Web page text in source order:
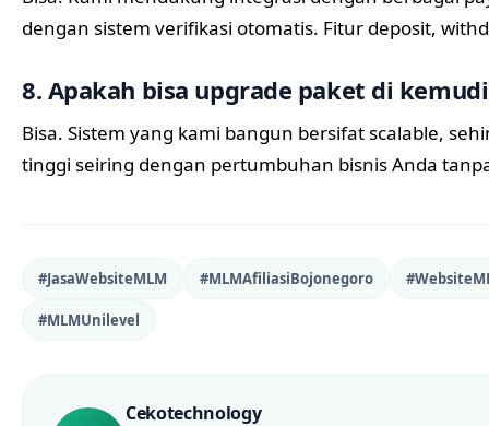
dengan sistem verifikasi otomatis. Fitur deposit,
8. Apakah bisa upgrade paket di
Bisa. Sistem yang kami bangun bersifat scalable,
tinggi seiring dengan pertumbuhan bisnis Anda
#JasaWebsiteMLM #MLMAfiliasiBojonegoro
#MLMUnilevel
Cekotechnology